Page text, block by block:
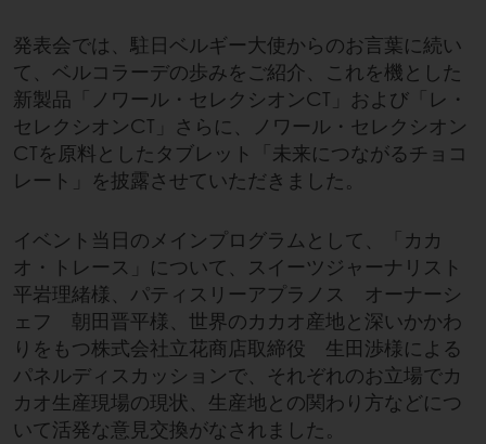
発表会では、駐日ベルギー大使からのお言葉に続い
て、ベルコラーデの歩みをご紹介、これを機とした
新製品「ノワール・セレクシオンCT」および「レ・
セレクシオンCT」さらに、ノワール・セレクシオン
CTを原料としたタブレット「未来につながるチョコ
レート」を披露させていただきました。
イベント当日のメインプログラムとして、「カカ
オ・トレース」について、スイーツジャーナリスト
平岩理緒様、パティスリーアプラノス オーナーシ
ェフ 朝田晋平様、世界のカカオ産地と深いかかわ
りをもつ株式会社立花商店取締役 生田渉様による
パネルディスカッションで、それぞれのお立場でカ
カオ生産現場の現状、生産地との関わり方などにつ
いて活発な意見交換がなされました。